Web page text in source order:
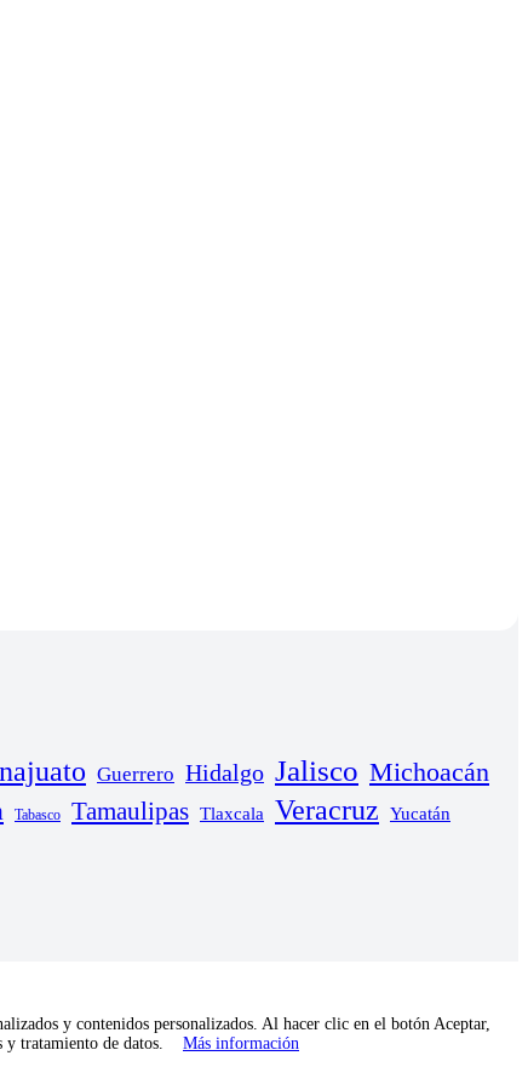
Guerrero Hidalgo Jalisco Michoacán
Tabasco Tamaulipas Tlaxcala Veracruz Yucatán
y contenidos personalizados. Al hacer clic en el botón Aceptar,
y tratamiento de datos. Más información